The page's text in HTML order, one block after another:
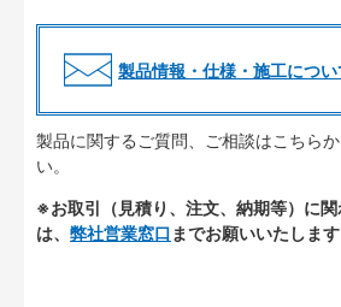
製品情報・仕様・施工につい
製品に関するご質問、ご相談はこちら
い。
※お取引（見積り、注文、納期等）に
は、 弊社営業窓口 までお願いいたします